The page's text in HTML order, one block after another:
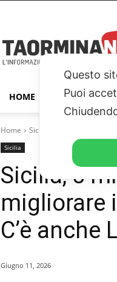
HOME TAORMINA
Home Sicilia
Sicilia
Sicilia, 5
migliorare
C’è anche
Giugno 11, 2026
Questo
Puoi